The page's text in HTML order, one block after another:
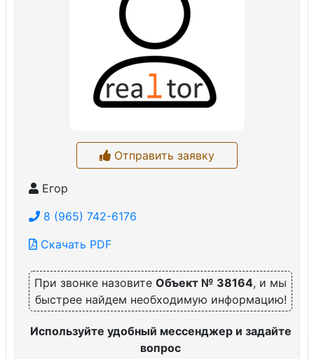
Отправить заявку
Егор
8 (965) 742-6176
Скачать PDF
При звонке назовите Объект № 38164, и мы
быстрее найдем необходимую информацию!
Используйте удобный мессенджер и задайте
вопрос